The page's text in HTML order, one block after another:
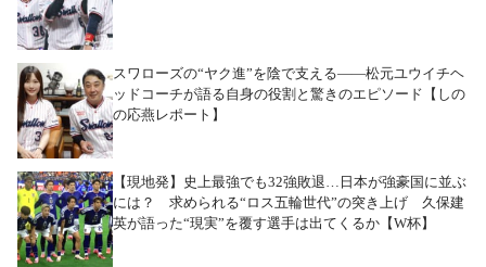
スワローズの“ヤク進”を陰で支える――松元ユウイチヘ
ッドコーチが語る自身の役割と驚きのエピソード【しの
の応燕レポート】
【現地発】史上最強でも32強敗退…日本が強豪国に並ぶ
には？ 求められる“ロス五輪世代”の突き上げ 久保建
英が語った“現実”を覆す選手は出てくるか【W杯】